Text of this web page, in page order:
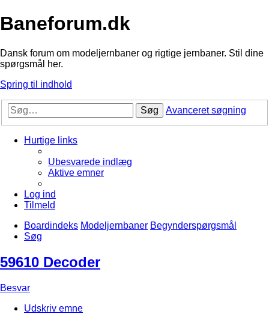
Baneforum.dk
Dansk forum om modeljernbaner og rigtige jernbaner. Stil dine
spørgsmål her.
Spring til indhold
Søg Avanceret søgning
Hurtige links
Ubesvarede indlæg
Aktive emner
Log ind
Tilmeld
Boardindeks Modeljernbaner Begynderspørgsmål
Søg
59610 Decoder
Besvar
Udskriv emne